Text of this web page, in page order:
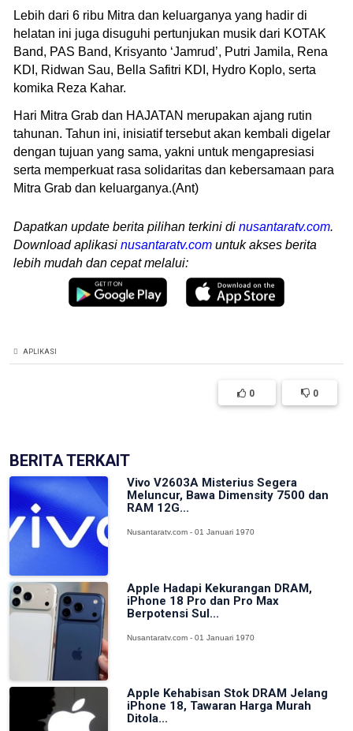
Lebih dari 6 ribu Mitra dan keluarganya yang hadir di
helatan ini juga disuguhi pertunjukan musik dari KOTAK
Band, PAS Band, Krisyanto ‘Jamrud’, Putri Jamila, Rena
KDI, Ridwan Sau, Bella Safitri KDI, Hydro Koplo, serta
komika Reza Kahar.
Hari Mitra Grab dan HAJATAN merupakan ajang rutin
tahunan. Tahun ini, inisiatif tersebut akan kembali digelar
dengan tujuan yang sama, yakni untuk mengapresiasi
serta memperkuat rasa solidaritas dan kebersamaan para
Mitra Grab dan keluarganya.(Ant)
Dapatkan update berita pilihan terkini di nusantaratv.com.
Download aplikasi nusantaratv.com untuk akses berita
lebih mudah dan cepat melalui:
APLIKASI
0 0
BERITA TERKAIT
Vivo V2603A Misterius Segera
Meluncur, Bawa Dimensity 7500 dan
RAM 12G...
Nusantaratv.com - 01 Januari 1970
Apple Hadapi Kekurangan DRAM,
iPhone 18 Pro dan Pro Max
Berpotensi Sul...
Nusantaratv.com - 01 Januari 1970
Apple Kehabisan Stok DRAM Jelang
iPhone 18, Tawaran Harga Murah
Ditola...